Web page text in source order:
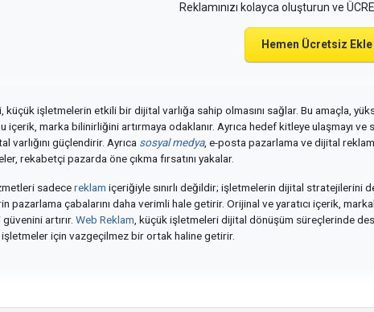
Reklamınızı kolayca oluşturun ve
Hemen Ücretsiz Ekle
işletmelerin etkili bir dijital varlığa sahip olmasını sağlar. Bu amaçla,
içerik, marka bilinirliğini artırmaya odaklanır. Ayrıca hedef kitleye ulaşmayı ve
güçlendirir. Ayrıca sosyal medya, e-posta pazarlama ve dijital
rekabetçi pazarda öne çıkma fırsatını yakalar.
sadecereklam içeriğiyle sınırlı değildir; işletmelerin dijital stratejilerini
pazarlama çabalarını daha verimli hale getirir. Orijinal ve yaratıcı içerik,
artırır. Web Reklam , küçük işletmeleri dijital dönüşüm süreçlerinde
işletmeler için vazgeçilmez bir ortak haline getirir.